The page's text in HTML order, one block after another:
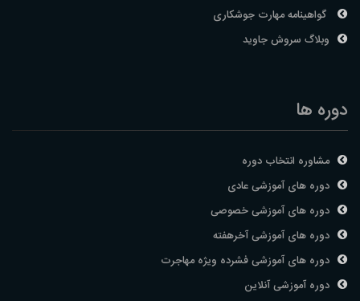
گواهینامه مهارت جوشکاری
وبلاگ سروش جاوید
دوره ها
مشاوره انتخاب دوره
دوره های آموزشی عادی
دوره های آموزشی خصوصی
دوره های آموزشی آخرهفته
دوره های آموزشی فشرده ویژه مهاجرت
دوره آموزشی آنلاین